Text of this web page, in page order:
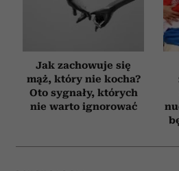
Jak zachowuje się
mąż, który nie kocha?
Oto sygnały, których
nie warto ignorować